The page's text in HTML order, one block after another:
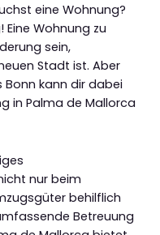
eine Wohnung?
Wohnung zu
sein,
Stadt ist. Aber
Bonn kann dir dabei
in Palma de Mallorca
nur beim
behilflich
Betreuung